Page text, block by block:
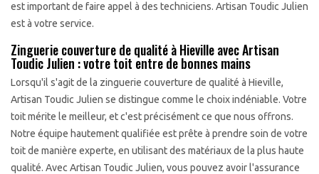
est important de faire appel à des techniciens. Artisan Toudic Julien
est à votre service.
Zinguerie couverture de qualité à Hieville avec Artisan
Toudic Julien : votre toit entre de bonnes mains
Lorsqu'il s'agit de la zinguerie couverture de qualité à Hieville,
Artisan Toudic Julien se distingue comme le choix indéniable. Votre
toit mérite le meilleur, et c'est précisément ce que nous offrons.
Notre équipe hautement qualifiée est prête à prendre soin de votre
toit de manière experte, en utilisant des matériaux de la plus haute
qualité. Avec Artisan Toudic Julien, vous pouvez avoir l'assurance